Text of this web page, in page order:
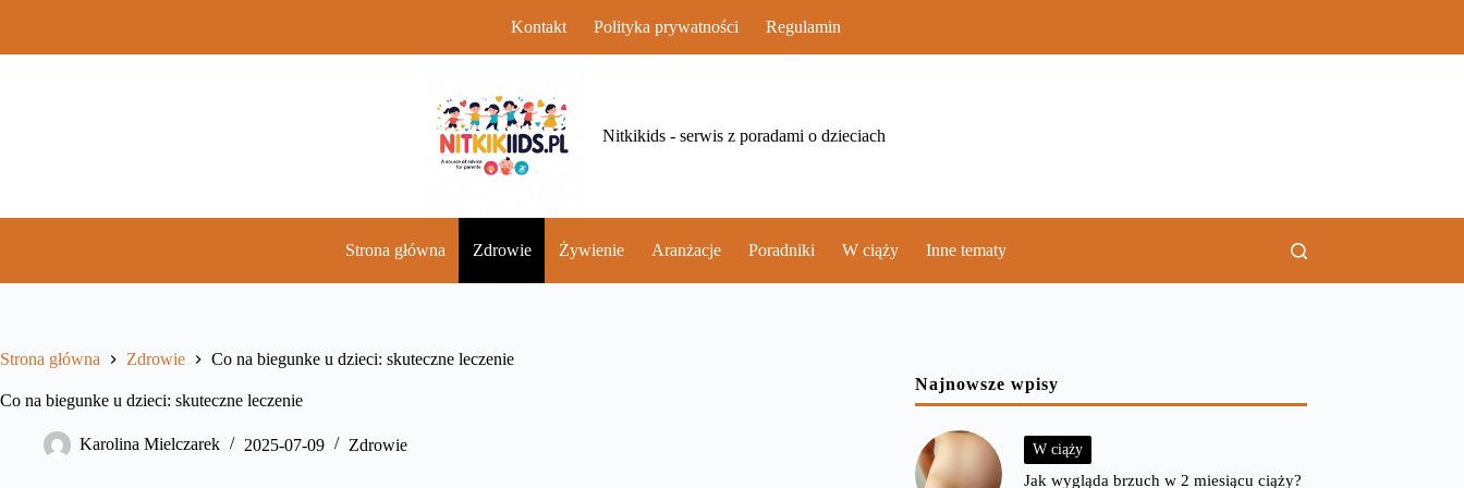
Kontakt Polityka prywatności Regulamin
Nitkikids - serwis z poradami o dzieciach
Strona główna Zdrowie Żywienie Aranżacje Poradniki W ciąży Inne tematy
Strona główna Zdrowie Co na biegunke u dzieci: skuteczne leczenie
Co na biegunke u dzieci: skuteczne leczenie
Karolina Mielczarek 2025-07-09 Zdrowie
Najnowsze wpisy
W ciąży
Jak wygląda brzuch w 2 miesiącu ciąży?